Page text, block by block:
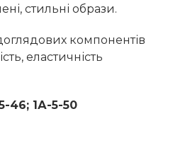
стильні образи.
компонентів
еластичність
46; 1А-5-50